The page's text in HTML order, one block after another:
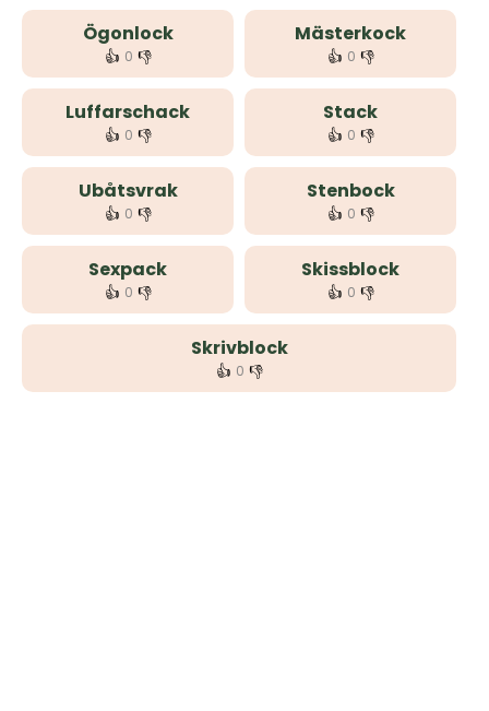
Ögonlock
👍 0 👎
Mästerkock
👍 0 👎
Luffarschack
👍 0 👎
Stack
👍 0 👎
Ubåtsvrak
👍 0 👎
Stenbock
👍 0 👎
Sexpack
👍 0 👎
Skissblock
👍 0 👎
Skrivblock
👍 0 👎